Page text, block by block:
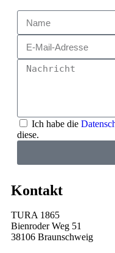
Ich habe die
diese.
Kontakt
TURA 1865
Bienroder Weg 51
38106 Braunschweig